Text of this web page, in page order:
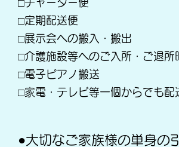
□チャーター便
□定期配送便
□展示会への搬入・搬出
□介護施設等へのご入所・ご退所
□電子ピアノ搬送
□家電・テレビ等一個からでも配
●大切なご家族様の単身の